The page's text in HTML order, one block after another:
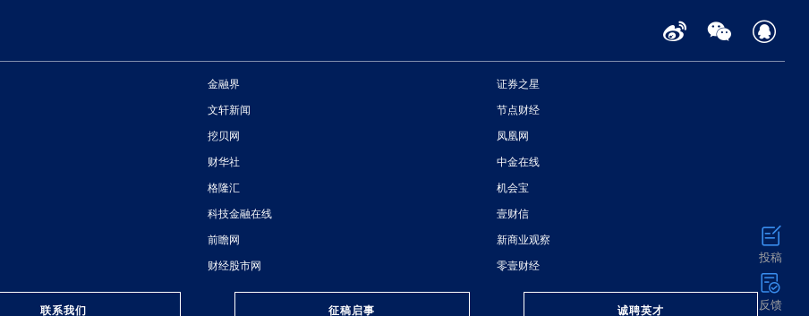
金融界
证券之星
文轩新闻
节点财经
挖贝网
凤凰网
财华社
中金在线
格隆汇
机会宝
科技金融在线
壹财信
前瞻网
新商业观察
财经股市网 零壹财经
联系我们 征稿启事 诚聘英才
投稿
反馈